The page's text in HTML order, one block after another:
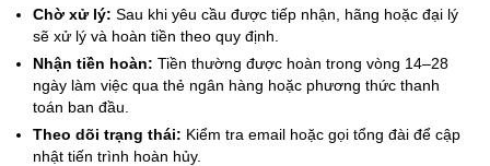
Chờ xử lý: Sau khi yêu cầu được tiếp nhận, hãng hoặc đại lý
sẽ xử lý và hoàn tiền theo quy định.
Nhận tiền hoàn: Tiền thường được hoàn trong vòng 14–28
ngày làm việc qua thẻ ngân hàng hoặc phương thức thanh
toán ban đầu.
Theo dõi trạng thái: Kiểm tra email hoặc gọi tổng đài để cập
nhật tiến trình hoàn hủy.